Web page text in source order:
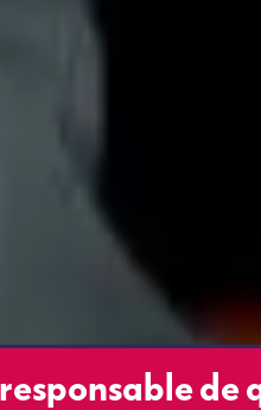
responsable